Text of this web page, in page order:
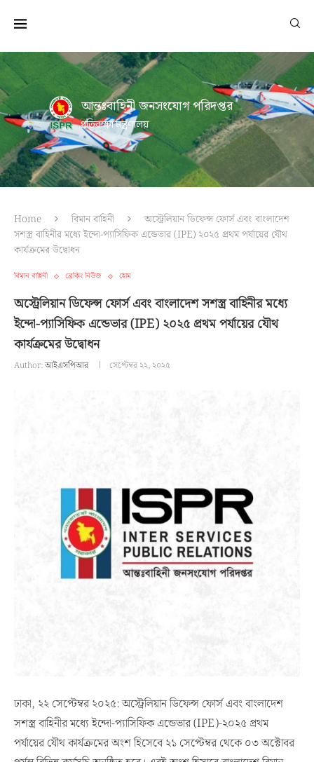
আন্তঃবাহিনী জনসংযোগ পরিদপ্তর
প্রতিরক্ষা মন্ত্রণালয়
Home বিমান বাহিনী
অস্ট্রেলিয়ান ডিফেন্স ফোর্স এবং বাংলাদেশ
সশস্ত্র বাহিনীর মধ্যে ইন্দো-প্যাসিফিক এন্ডেভার (IPE) ২০২৫ প্রথম পর্যায়ের যৌথ
কার্যক্রমের উদ্বোধন
বিমান বাহিনী ব্রেকিং নিউজ হোম
অস্ট্রেলিয়ান ডিফেন্স ফোর্স এবং বাংলাদেশ সশস্ত্র বাহিনীর মধ্যে
ইন্দো-প্যাসিফিক এন্ডেভার (IPE) ২০২৫ প্রথম পর্যায়ের যৌথ
কার্যক্রমের উদ্বোধন
Author:আইএসপিআর সেপ্টেম্বর ২২, ২০২৫
ঢাকা, ২২ সেপ্টেম্বর ২০২৫: অস্ট্রেলিয়ান ডিফেন্স ফোর্স এবং বাংলাদেশ
সশস্ত্র বাহিনীর মধ্যে ইন্দো-প্যাসিফিক এন্ডেভার (IPE)-২০২৫ প্রথম
পর্যায়ের যৌথ কার্যক্রমের অংশ হিসেবে ২১ সেপ্টেম্বর থেকে ০৩ অক্টোবর